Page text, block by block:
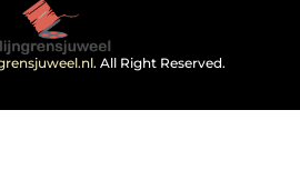
. All Right Reserved.